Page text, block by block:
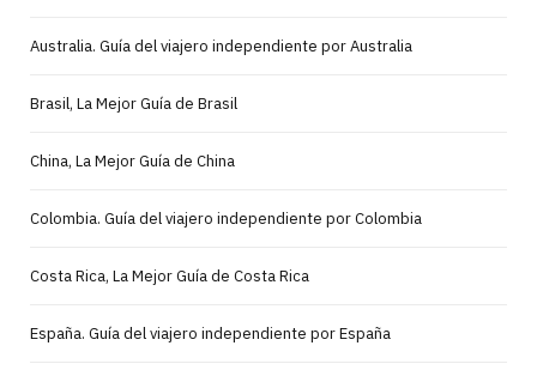
Australia. Guía del viajero independiente por Australia
Brasil, La Mejor Guía de Brasil
China, La Mejor Guía de China
Colombia. Guía del viajero independiente por Colombia
Costa Rica, La Mejor Guía de Costa Rica
España. Guía del viajero independiente por España